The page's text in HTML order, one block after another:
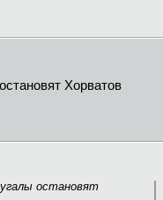
Хорватов
остановят